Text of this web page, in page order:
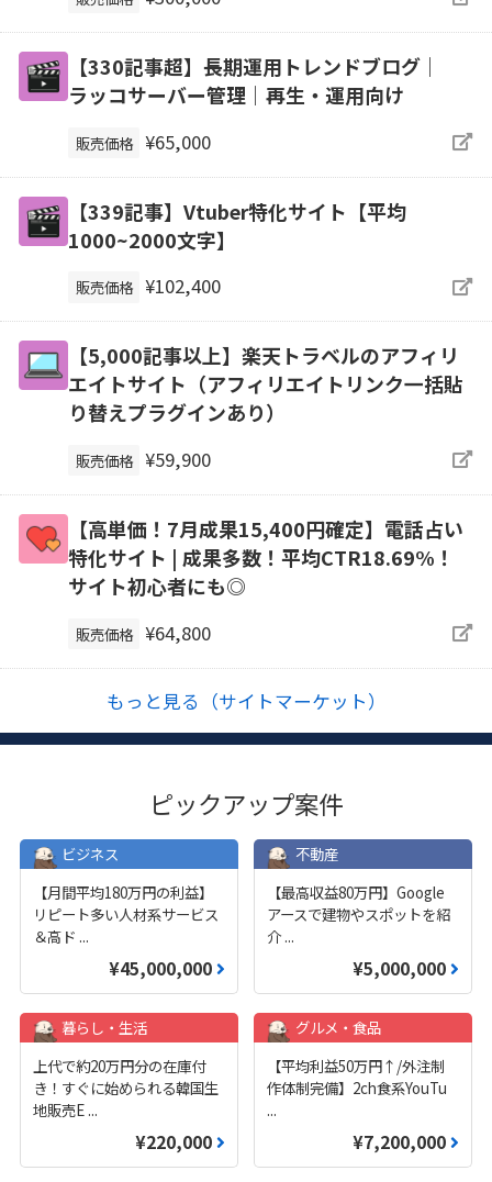
【330記事超】長期運用トレンドブログ｜
ラッコサーバー管理｜再生・運用向け
販売価格 ¥65,000
【339記事】Vtuber特化サイト【平均
1000~2000文字】
販売価格 ¥102,400
【5,000記事以上】楽天トラベルのアフィリ
エイトサイト（アフィリエイトリンク一括貼
り替えプラグインあり）
販売価格 ¥59,900
【高単価！7月成果15,400円確定】電話占い
特化サイト | 成果多数！平均CTR18.69%！
サイト初心者にも◎
販売価格 ¥64,800
もっと見る（サイトマーケット）
ピックアップ案件
ビジネス
【月間平均180万円の利益】
リピート多い人材系サービス
＆高ド ...
¥45,000,000
不動産
【最高収益80万円】Google
アースで建物やスポットを紹
介 ...
¥5,000,000
暮らし・生活
上代で約20万円分の在庫付
き！すぐに始められる韓国生
地販売E ...
¥220,000
グルメ・食品
【平均利益50万円↑/外注制
作体制完備】2ch食系YouTu
...
¥7,200,000